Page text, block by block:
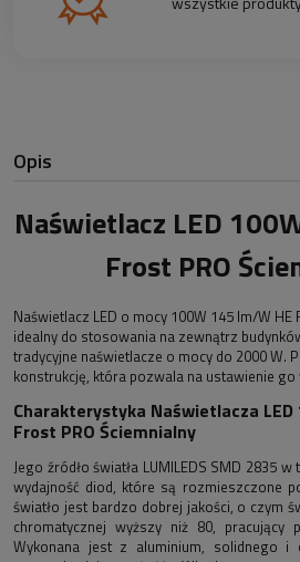
Opis
Naświetlacz LED
Frost PRO
Naświetlacz LED o mocy 100W 145 lm/W HE
idealny do stosowania na zewnątrz
tradycyjne naświetlacze o mocy do 2000 W.
konstrukcję, która pozwala na ustawienie go
Charakterystyka Naświetlacza LED
Frost PRO Ściemnialny
Jego źródło światła LUMILEDS SMD 2835 w
wydajność diod, które są rozmieszczone
światło jest bardzo dobrej jakości, o czym
chromatycznej wyższy niż 80, pracujący
Wykonana jest z aluminium, solidnego i